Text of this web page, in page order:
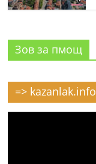
Зов за пмощ
=> kazanlak.info